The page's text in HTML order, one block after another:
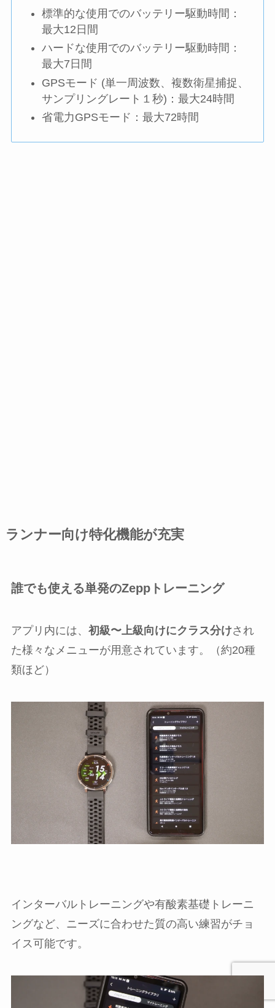
標準的な使用でのバッテリー駆動時間：
最大12日間
ハードな使用でのバッテリー駆動時間：
最大7日間
GPSモード (単一周波数、複数衛星捕捉、
サンプリングレート１秒)：最大24時間
省電力GPSモード：最大72時間
ランナー向け特化機能が充実
誰でも使える単発のZeppトレーニング
アプリ内には、 初級〜上級向けにクラス分けされ
た様々なメニューが用意されています。（約20種
類ほど）
インターバルトレーニングや有酸素基礎トレーニ
ングなど、ニーズに合わせた質の高い練習がチョ
イス可能です。